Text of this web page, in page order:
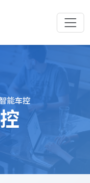
能车控